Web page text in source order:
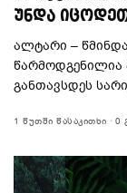
ᲣᲜᲓᲐ
ალტარი –
განთავსდეს
1 ᲬᲣᲗᲨᲘ ᲬᲐᲡᲐᲙᲘᲗᲮᲘ 0